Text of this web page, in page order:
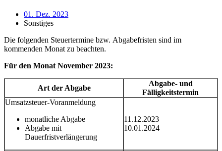
01. Dez. 2023
Sonstiges
Die folgenden Steuertermine bzw. Abgabefristen sind im
kommenden Monat zu beachten.
Für den Monat November 2023:
Art der Abgabe
Abgabe- und
Fälligkeitstermin
Umsatzsteuer-Voranmeldung
monatliche Abgabe
Abgabe mit
Dauerfristverlängerung
11.12.2023
10.01.2024